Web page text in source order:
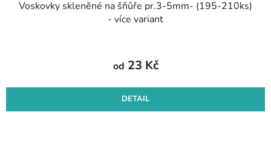
Voskovky skleněné na šňůře pr.3-5mm- (195-210ks)
- více variant
od 23 Kč
DETAIL